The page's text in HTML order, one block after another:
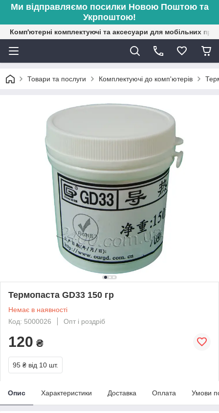
Ми відправляємо посилки Новою Поштою та
Укрпоштою!
Комп'ютерні комплектуючі та аксесуари для мобільних
Товари та послуги Комплектуючі до комп'ютерів
Термопаста GD33 150 гр
Немає в наявності
Код: 5000026
Опт і роздріб
120 ₴
95 ₴ від 10 шт.
Опис Характеристики Доставка Оплата Умови